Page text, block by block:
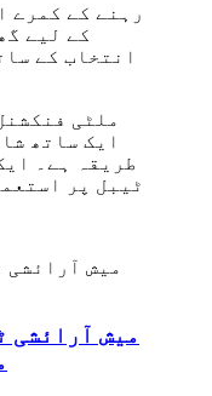
رہنے کے کمرے
کے لیے
انتخاب کے
ملٹی
ایک ساتھ
طریقہ ہے۔
ٹیبل پر
میش آرائشی